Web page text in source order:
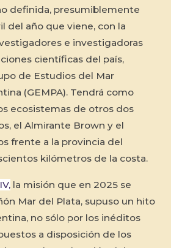
definida, presumiblemente
del año que viene, con la
e investigadoras
científicas del país,
de Estudios del Mar
(GEMPA). Tendrá como
ecosistemas de otros dos
el Almirante Brown y el
frente a la provincia del
kilómetros de la costa.
la misión que en 2025 se
Mar del Plata, supuso un hito
no sólo por los inéditos
a disposición de los